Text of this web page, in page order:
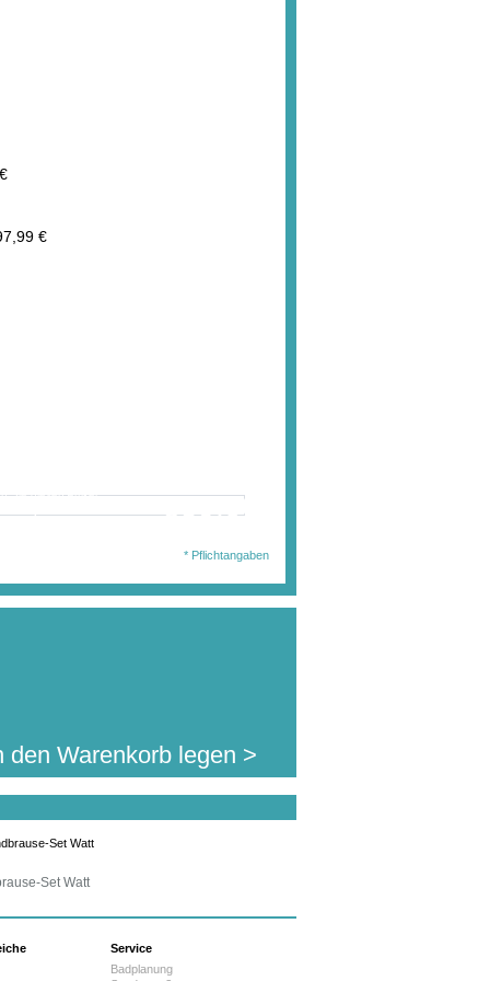
€
* Pflichtangaben
den Warenkorb legen >
Sie diesen Artikel
859,00 €
Set Watt
Service
Badplanung